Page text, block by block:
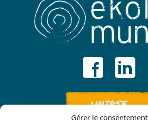
Gérer le consentement
UNIRSE